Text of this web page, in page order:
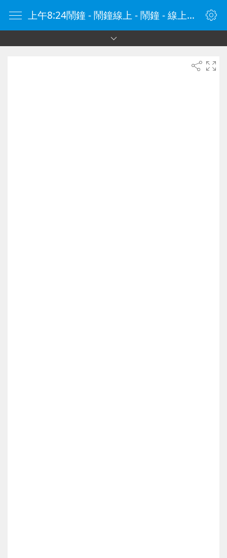
上午8:24鬧鐘 - 鬧鐘線上 - 鬧鐘 - 線上鬧鐘 - 在線鬧鐘 - 鬧鐘在線 - naozhong.tw